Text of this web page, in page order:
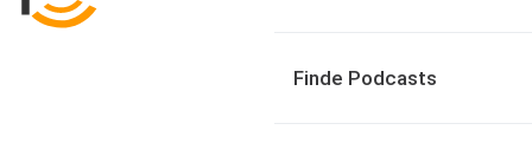
Finde Podcasts